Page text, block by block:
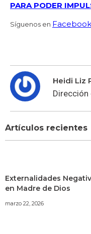
PARA PODER
Síguenos en Facebook
Heidi Liz
Dirección
Artículos recientes
Externalidades
en Madre de Dios
marzo 22, 2026